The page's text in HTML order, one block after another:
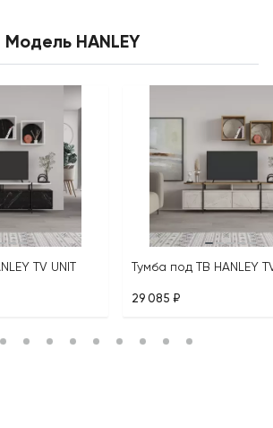
Модель HANLEY
TV UNIT Тумба под ТВ HANLEY
29 085 ₽